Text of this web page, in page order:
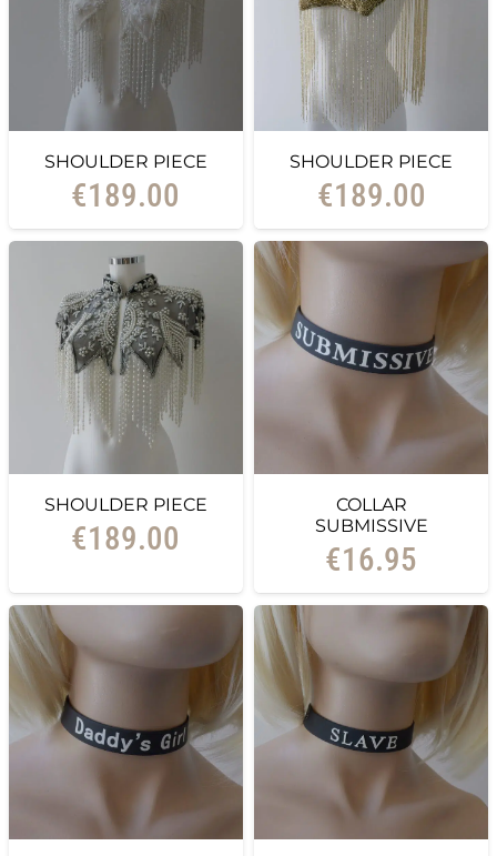
SHOULDER PIECE
€189.00
SHOULDER PIECE
€189.00
SHOULDER PIECE
€189.00
COLLAR
SUBMISSIVE
€16.95